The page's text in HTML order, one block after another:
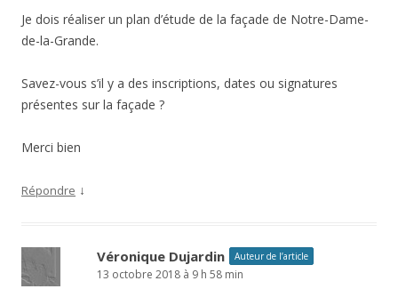
Je dois réaliser un plan d’étude de la façade de Notre-Dame-
de-la-Grande.
Savez-vous s’il y a des inscriptions, dates ou signatures
présentes sur la façade ?
Merci bien
Répondre ↓
Véronique Dujardin Auteur de l’article
13 octobre 2018 à 9 h 58 min